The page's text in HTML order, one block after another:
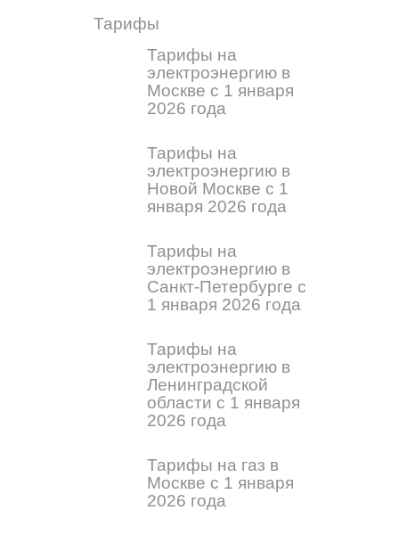
Тарифы
Тарифы на
электроэнергию в
Москве с 1 января
2026 года
Тарифы на
электроэнергию в
Новой Москве с 1
января 2026 года
Тарифы на
электроэнергию в
Санкт-Петербурге с
1 января 2026 года
Тарифы на
электроэнергию в
Ленинградской
области с 1 января
2026 года
Тарифы на газ в
Москве с 1 января
2026 года